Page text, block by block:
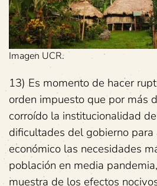
Imagen UCR.
13) Es momento de hacer
orden impuesto que por más
corroído la institucionalidad
dificultades del gobierno
económico las necesidades
población en media
muestra de los efectos